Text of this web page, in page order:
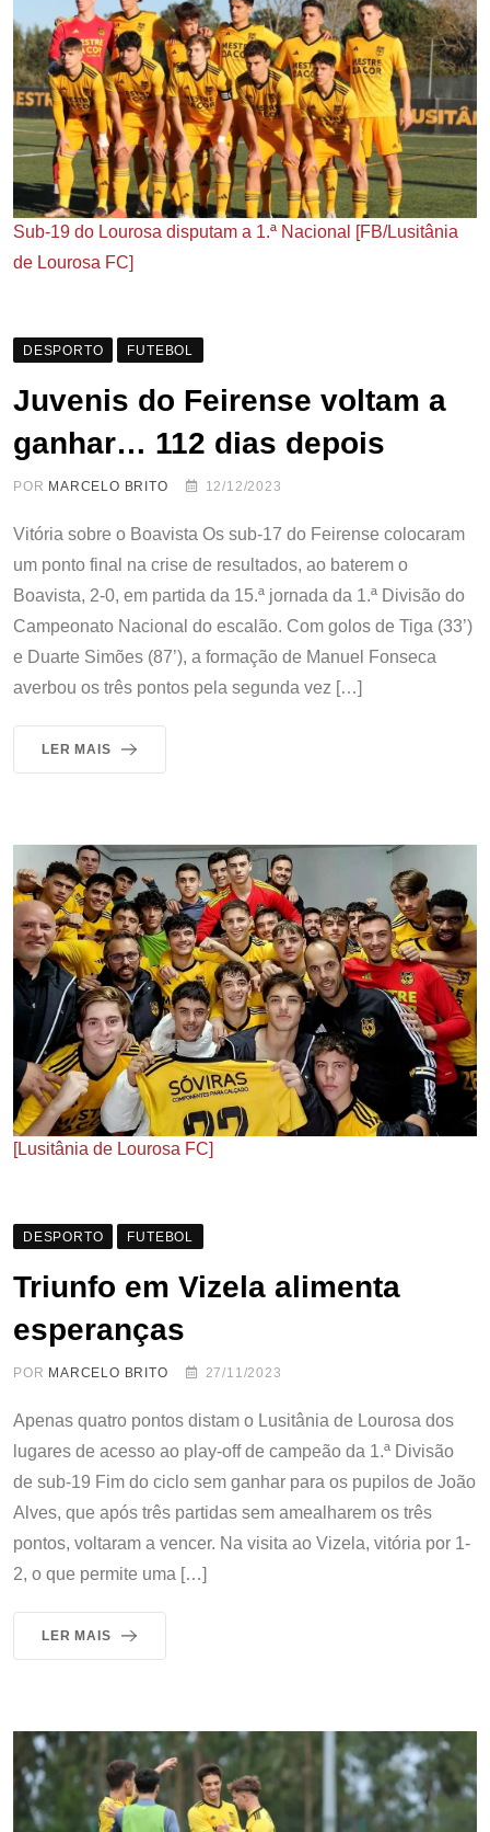
Sub-19 do Lourosa disputam a 1.ª Nacional [FB/Lusitânia
de Lourosa FC]
DESPORTO FUTEBOL
Juvenis do Feirense voltam a
ganhar… 112 dias depois
POR MARCELO BRITO 12/12/2023
Vitória sobre o Boavista Os sub-17 do Feirense colocaram
um ponto final na crise de resultados, ao baterem o
Boavista, 2-0, em partida da 15.ª jornada da 1.ª Divisão do
Campeonato Nacional do escalão. Com golos de Tiga (33’)
e Duarte Simões (87’), a formação de Manuel Fonseca
averbou os três pontos pela segunda vez […]
LER MAIS
[Lusitânia de Lourosa FC]
DESPORTO FUTEBOL
Triunfo em Vizela alimenta
esperanças
POR MARCELO BRITO 27/11/2023
Apenas quatro pontos distam o Lusitânia de Lourosa dos
lugares de acesso ao play-off de campeão da 1.ª Divisão
de sub-19 Fim do ciclo sem ganhar para os pupilos de João
Alves, que após três partidas sem amealharem os três
pontos, voltaram a vencer. Na visita ao Vizela, vitória por 1-
2, o que permite uma […]
LER MAIS